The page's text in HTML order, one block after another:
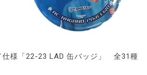
仕様「22-23 LAD 缶バッジ」 全31種